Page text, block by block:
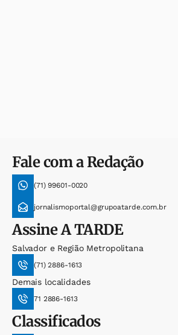
Fale com a Redação
(71) 99601-0020
jornalismoportal@grupoatarde.com.br
AssineA TARDE
Salvador e Região Metropolitana
(71) 2886-1613
Demais localidades
71 2886-1613
Classificados